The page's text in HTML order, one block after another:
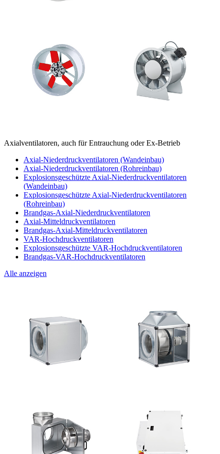
Axialventilatoren, auch für Entrauchung oder Ex-Betrieb
Axial-Niederdruckventilatoren (Wandeinbau)
Axial-Niederdruckventilatoren (Rohreinbau)
Explosionsgeschützte Axial-Niederdruckventilatoren
(Wandeinbau)
Explosionsgeschützte Axial-Niederdruckventilatoren
(Rohreinbau)
Brandgas-Axial-Niederdruckventilatoren
Axial-Mitteldruckventilatoren
Brandgas-Axial-Mitteldruckventilatoren
VAR-Hochdruckventilatoren
Explosionsgeschützte VAR-Hochdruckventilatoren
Brandgas-VAR-Hochdruckventilatoren
Alle anzeigen